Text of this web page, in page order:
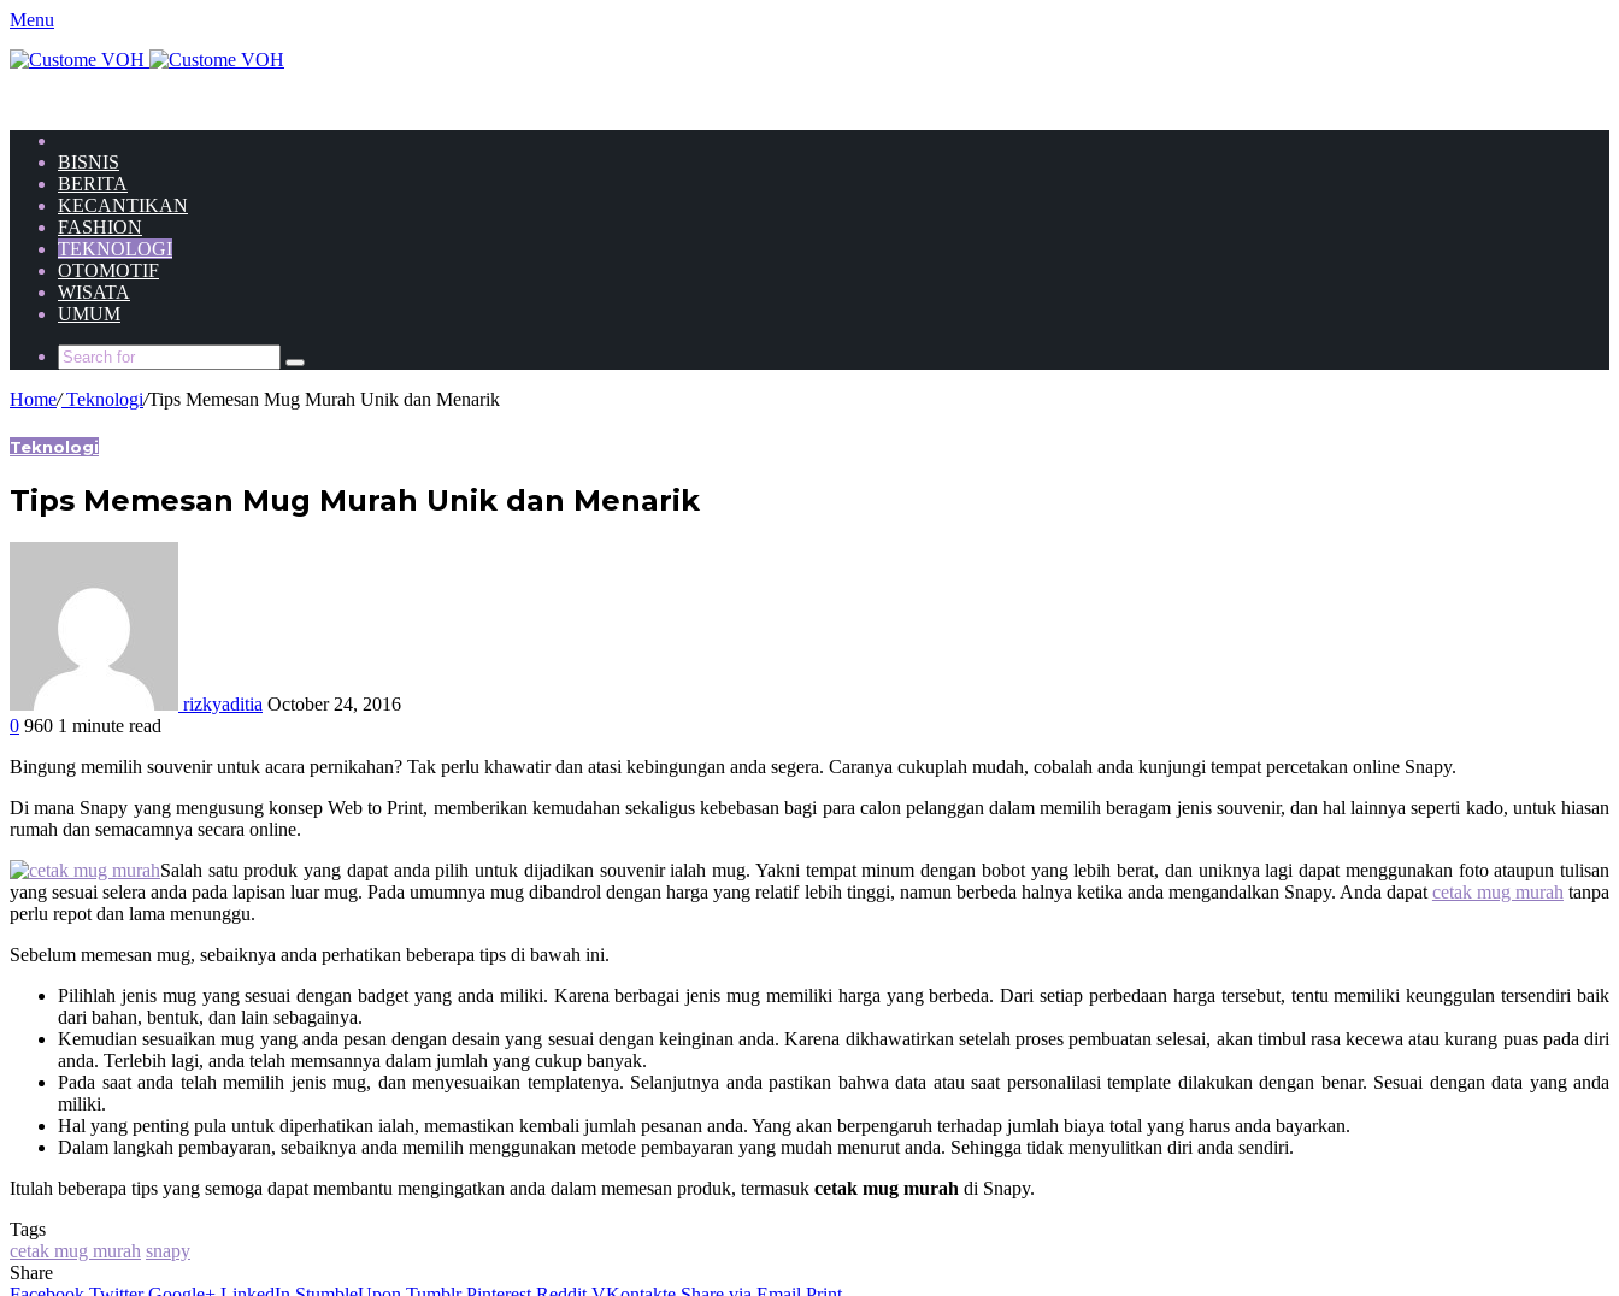
Menu
BISNIS
BERITA
KECANTIKAN
FASHION
TEKNOLOGI
OTOMOTIF
WISATA
UMUM
Home/Teknologi/Tips Memesan Mug Murah Unik dan Menarik
Teknologi
Tips Memesan Mug Murah Unik dan Menarik
rizkyaditia October 24, 2016
0 960 1 minute read
Bingung memilih souvenir untuk acara pernikahan? Tak perlu khawatir dan atasi kebingungan anda segera. Caranya cukuplah mudah, cobalah anda kunjungi tempat percetakan online Snapy.
Di mana Snapy yang mengusung konsep Web to Print, memberikan kemudahan sekaligus kebebasan bagi para calon pelanggan dalam memilih beragam jenis souvenir, dan hal lainnya seperti kado, untuk hiasan
rumah dan semacamnya secara online.
Salah satu produk yang dapat anda pilih untuk dijadikan souvenir ialah mug. Yakni tempat minum dengan bobot yang lebih berat, dan uniknya lagi dapat menggunakan foto ataupun tulisan
yang sesuai selera anda pada lapisan luar mug. Pada umumnya mug dibandrol dengan harga yang relatif lebih tinggi, namun berbeda halnya ketika anda mengandalkan Snapy. Anda dapat cetak mug murah tanpa
perlu repot dan lama menunggu.
Sebelum memesan mug, sebaiknya anda perhatikan beberapa tips di bawah ini.
Pilihlah jenis mug yang sesuai dengan badget yang anda miliki. Karena berbagai jenis mug memiliki harga yang berbeda. Dari setiap perbedaan harga tersebut, tentu memiliki keunggulan tersendiri baik
dari bahan, bentuk, dan lain sebagainya.
Kemudian sesuaikan mug yang anda pesan dengan desain yang sesuai dengan keinginan anda. Karena dikhawatirkan setelah proses pembuatan selesai, akan timbul rasa kecewa atau kurang puas pada diri
anda. Terlebih lagi, anda telah memsannya dalam jumlah yang cukup banyak.
Pada saat anda telah memilih jenis mug, dan menyesuaikan templatenya. Selanjutnya anda pastikan bahwa data atau saat personalilasi template dilakukan dengan benar. Sesuai dengan data yang anda
miliki.
Hal yang penting pula untuk diperhatikan ialah, memastikan kembali jumlah pesanan anda. Yang akan berpengaruh terhadap jumlah biaya total yang harus anda bayarkan.
Dalam langkah pembayaran, sebaiknya anda memilih menggunakan metode pembayaran yang mudah menurut anda. Sehingga tidak menyulitkan diri anda sendiri.
Itulah beberapa tips yang semoga dapat membantu mengingatkan anda dalam memesan produk, termasuk cetak mug murah di Snapy.
Tags
cetak mug murah snapy
Share